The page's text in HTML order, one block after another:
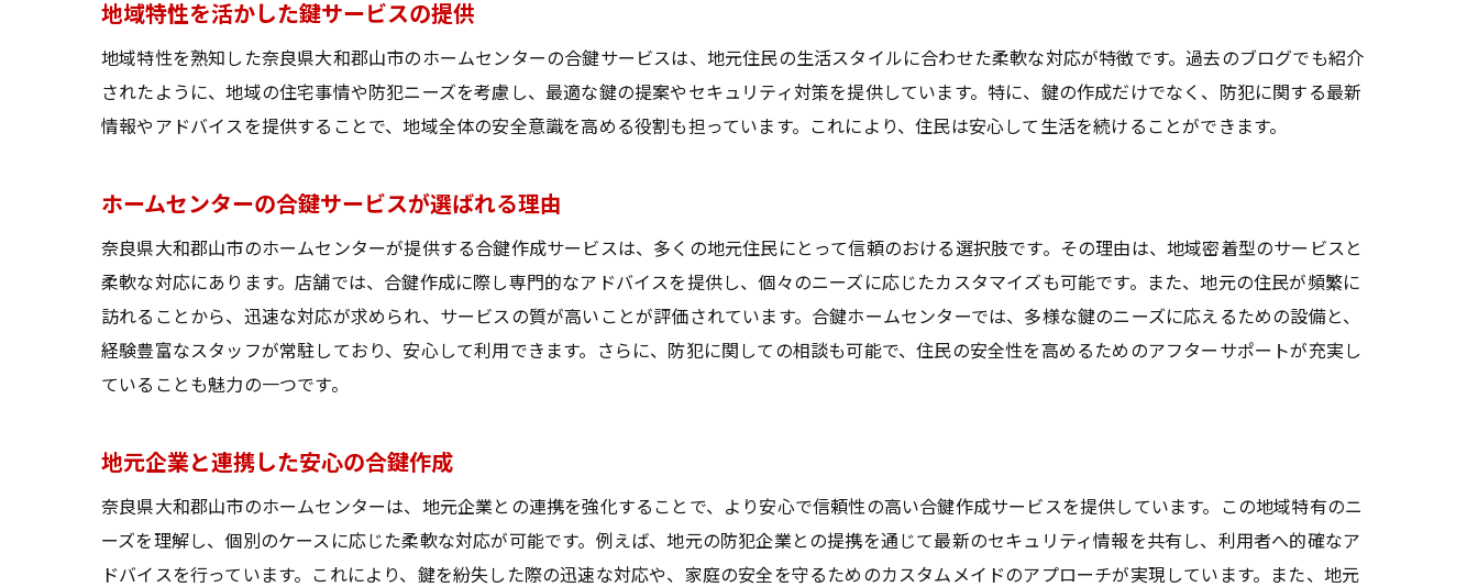
スピーディーなサービスで安心を提供
鍵紛失時の安心ガイド
ホームセンターの迅速対応が選ばれる理由
奈良県大和郡山市での合鍵作成の魅力を徹底解説
地域密着型サービスの魅力とは
大和郡山市だからできる特別な鍵作成
合鍵サービスがもたらす地域への貢献
住民の生活を支える地域密着型合鍵サービスの実態
地域社会に貢献する鍵サービス
地域特性を活かした鍵サービスの提供
地域特性を熟知した奈良県大和郡山市のホームセンターの合鍵サービスは、地元住民の生活スタイルに合わせた柔軟な対応が特徴です。過去のブログでも紹介
されたように、地域の住宅事情や防犯ニーズを考慮し、最適な鍵の提案やセキュリティ対策を提供しています。特に、鍵の作成だけでなく、防犯に関する最新
情報やアドバイスを提供することで、地域全体の安全意識を高める役割も担っています。これにより、住民は安心して生活を続けることができます。
ホームセンターの合鍵サービスが選ばれる理由
奈良県大和郡山市のホームセンターが提供する合鍵作成サービスは、多くの地元住民にとって信頼のおける選択肢です。その理由は、地域密着型のサービスと
柔軟な対応にあります。店舗では、合鍵作成に際し専門的なアドバイスを提供し、個々のニーズに応じたカスタマイズも可能です。また、地元の住民が頻繁に
訪れることから、迅速な対応が求められ、サービスの質が高いことが評価されています。合鍵ホームセンターでは、多様な鍵のニーズに応えるための設備と、
経験豊富なスタッフが常駐しており、安心して利用できます。さらに、防犯に関しての相談も可能で、住民の安全性を高めるためのアフターサポートが充実し
ていることも魅力の一つです。
地元企業と連携した安心の合鍵作成
奈良県大和郡山市のホームセンターは、地元企業との連携を強化することで、より安心で信頼性の高い合鍵作成サービスを提供しています。この地域特有のニ
ーズを理解し、個別のケースに応じた柔軟な対応が可能です。例えば、地元の防犯企業との提携を通じて最新のセキュリティ情報を共有し、利用者へ的確なア
ドバイスを行っています。これにより、鍵を紛失した際の迅速な対応や、家庭の安全を守るためのカスタムメイドのアプローチが実現しています。また、地元